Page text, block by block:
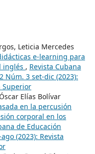
Leticia Mercedes
e-learning para
inglés , Revista Cubana
Núm. 3 set-dic (2023):
Superior
Elías Bolívar
en la percusión
corporal en los
de Educación
(2023): Revista